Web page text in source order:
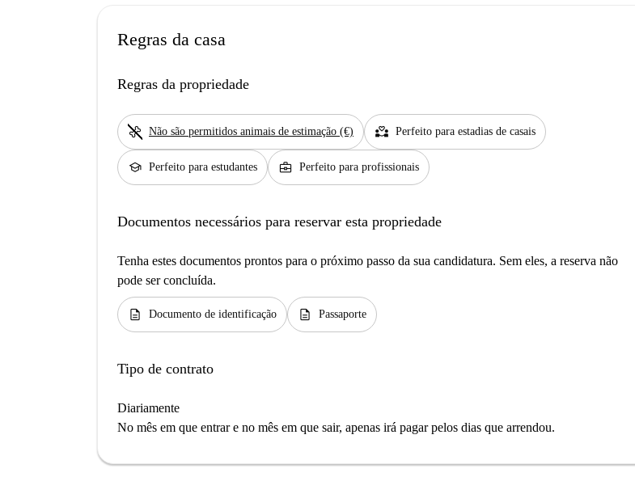
Regras da casa
Regras da propriedade
pet_supplies Não são permitidos animais de estimação (€) partner_heart Perfeito para estadias de casais
school Perfeito para estudantes business_center Perfeito para profissionais
Documentos necessários para reservar esta propriedade
Tenha estes documentos prontos para o próximo passo da sua candidatura. Sem eles, a reserva não
pode ser concluída.
description Documento de identificação description Passaporte
Tipo de contrato
Diariamente
No mês em que entrar e no mês em que sair, apenas irá pagar pelos dias que arrendou.